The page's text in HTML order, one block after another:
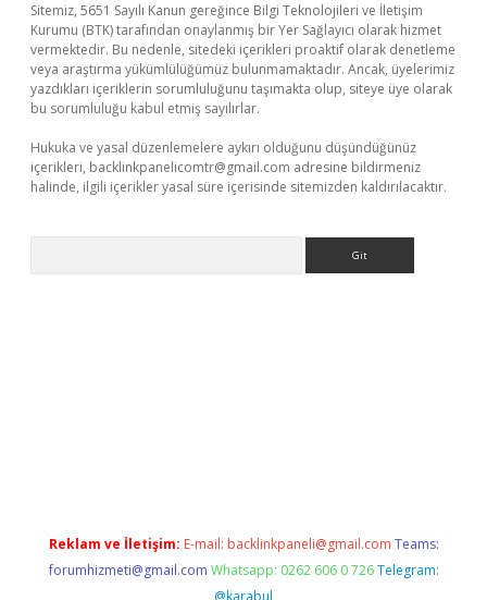
Sitemiz, 5651 Sayılı Kanun gereğince Bilgi Teknolojileri ve İletişim
Kurumu (BTK) tarafından onaylanmış bir Yer Sağlayıcı olarak hizmet
vermektedir. Bu nedenle, sitedeki içerikleri proaktif olarak denetleme
veya araştırma yükümlülüğümüz bulunmamaktadır. Ancak, üyelerimiz
yazdıkları içeriklerin sorumluluğunu taşımakta olup, siteye üye olarak
bu sorumluluğu kabul etmiş sayılırlar.
Hukuka ve yasal düzenlemelere aykırı olduğunu düşündüğünüz
içerikleri, backlinkpanelicomtr@gmail.com adresine bildirmeniz
halinde, ilgili içerikler yasal süre içerisinde sitemizden kaldırılacaktır.
Reklam ve İletişim: E-mail: backlinkpaneli@gmail.com Teams:
forumhizmeti@gmail.com Whatsapp: 0262 606 0 726 Telegram:
@karabul